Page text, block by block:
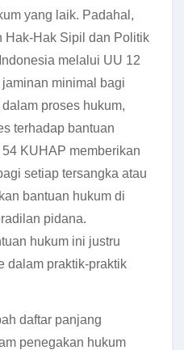
yang laik. Padahal,
Hak-Hak Sipil dan Politik
melalui UU 12
minimal bagi
proses hukum,
terhadap bantuan
KUHAP memberikan
setiap tersangka atau
bantuan hukum di
pidana.
hukum ini justru
dalam praktik-praktik
daftar panjang
penegakan hukum